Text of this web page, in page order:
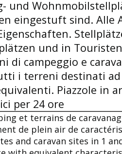
und
eingestuft sind.
und in
di campeggio e
i terreni destinati
Piazzole in
per 24 ore
et terrains de
de plein air de
and caravan sites in 1